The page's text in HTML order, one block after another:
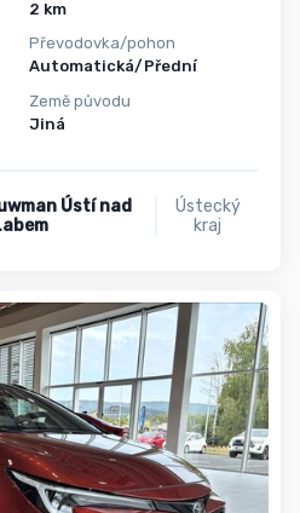
2 km
Převodovka/pohon
Automatická/Přední
Země původu
Jiná
Ústí nad
Ústecký
kraj